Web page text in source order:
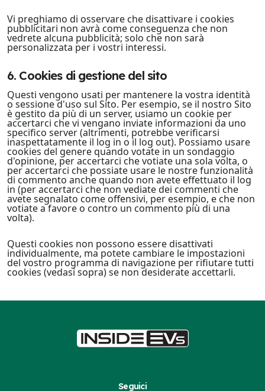
Vi preghiamo di osservare che disattivare i cookies
pubblicitari non avrà come conseguenza che non
vedrete alcuna pubblicità; solo che non sarà
personalizzata per i vostri interessi.
6. Cookies di gestione del sito
Questi vengono usati per mantenere la vostra identità
o sessione d'uso sul Sito. Per esempio, se il nostro Sito
è gestito da più di un server, usiamo un cookie per
accertarci che vi vengano inviate informazioni da uno
specifico server (altrimenti, potrebbe verificarsi
inaspettatamente il log in o il log out). Possiamo usare
cookies del genere quando votate in un sondaggio
d'opinione, per accertarci che votiate una sola volta, o
per accertarci che possiate usare le nostre funzionalità
di commento anche quando non avete effettuato il log
in (per accertarci che non vediate dei commenti che
avete segnalato come offensivi, per esempio, e che non
votiate a favore o contro un commento più di una
volta).
Questi cookies non possono essere disattivati
individualmente, ma potete cambiare le impostazioni
del vostro programma di navigazione per rifiutare tutti
cookies (vedasi sopra) se non desiderate accettarli.
Seguici